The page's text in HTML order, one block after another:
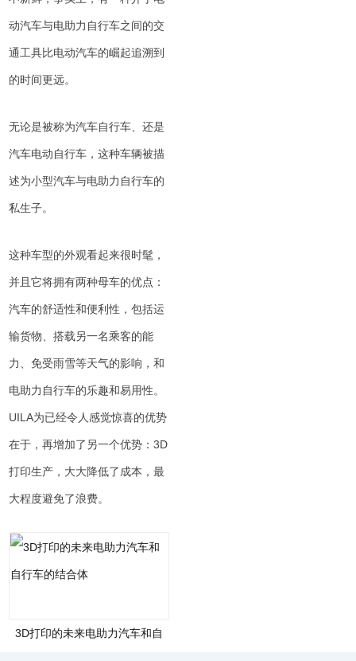
动汽车与电助力自行车之间的交
通工具比电动汽车的崛起追溯到
的时间更远。
无论是被称为汽车自行车、还是
汽车电动自行车，这种车辆被描
述为小型汽车与电助力自行车的
私生子。
这种车型的外观看起来很时髦，
并且它将拥有两种母车的优点：
汽车的舒适性和便利性，包括运
输货物、搭载另一名乘客的能
力、免受雨雪等天气的影响，和
电助力自行车的乐趣和易用性。
UILA为已经令人感觉惊喜的优势
在于，再增加了另一个优势：3D
打印生产，大大降低了成本，最
大程度避免了浪费。
3D打印的未来电助力汽车和自